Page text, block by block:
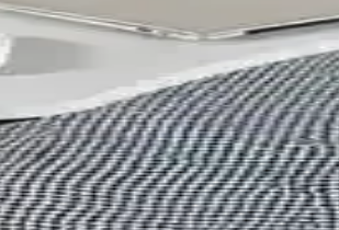
Teknik ve Yapısal Analizi
taşıma kapasitesi ve enerji verimliliği
Depolama Çözümleri
sağlar. Dayanıklı malzemeler ve dekoratif
ve Uygulama Yaklaşımları